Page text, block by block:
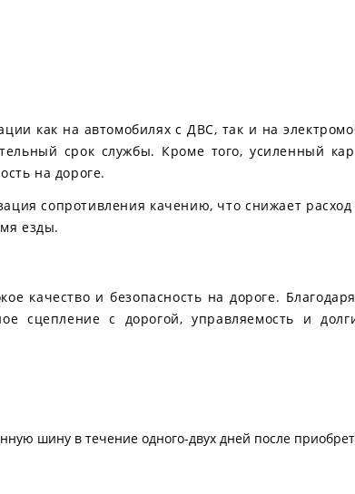
как на автомобилях с ДВС, так и на
срок службы. Кроме того, усиленный
на дороге.
сопротивления качению, что снижает
езды.
качество и безопасность на дороге.
сцепление с дорогой, управляемость и
шину в течение одного-двух дней после